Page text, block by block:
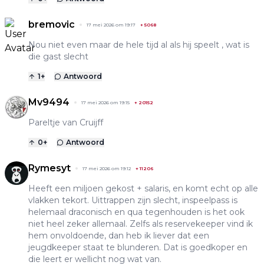
bremovic 17 mei 2026 om 19:17 + 5068
Nou niet even maar de hele tijd al als hij speelt , wat is
die gast slecht
1+ Antwoord
Mv9494 17 mei 2026 om 19:15 + 20152
Pareltje van Cruijff
0+ Antwoord
Rymesyt 17 mei 2026 om 19:12 +11206
Heeft een miljoen gekost + salaris, en komt echt op alle
vlakken tekort. Uittrappen zijn slecht, inspeelpass is
helemaal draconisch en qua tegenhouden is het ook
niet heel zeker allemaal. Zelfs als reservekeeper vind ik
hem onvoldoende, dan heb ik liever dat een
jeugdkeeper staat te blunderen. Dat is goedkoper en
die leert er wellicht nog wat van.